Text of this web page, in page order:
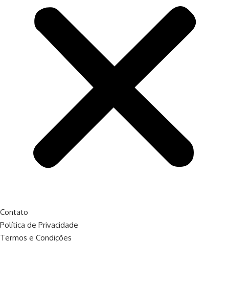
Contato
Política de Privacidade
Termos e Condições